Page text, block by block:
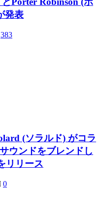
発表
383
(ソラルド) がコラ
ウンドをブレンドし
リリース
0